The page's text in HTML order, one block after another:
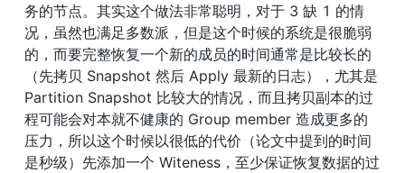
务的节点。其实这个做法非常聪明，对于 3 缺 1 的情
况，虽然也满足多数派，但是这个时候的系统是很脆弱
的，而要完整恢复一个新的成员的时间通常是比较长的
（先拷贝 Snapshot 然后 Apply 最新的日志），尤其是
Partition Snapshot 比较大的情况，而且拷贝副本的过
程可能会对本就不健康的 Group member 造成更多的
压力，所以这个时候以很低的代价（论文中提到的时间
是秒级）先添加一个 Witeness，至少保证恢复数据的过